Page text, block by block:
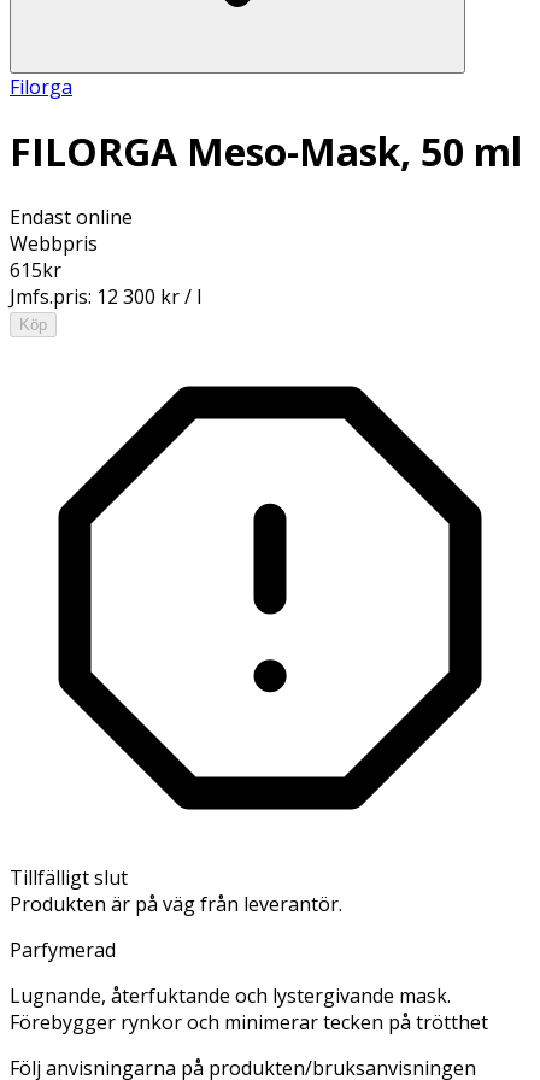
Filorga
FILORGA Meso-Mask, 50 ml
Endast online
Webbpris
615kr
Jmfs.pris: 12 300 kr / l
Köp
Tillfälligt slut
Produkten är på väg från leverantör.
Parfymerad
Lugnande, återfuktande och lystergivande mask.
Förebygger rynkor och minimerar tecken på trötthet
Följ anvisningarna på produkten/bruksanvisningen